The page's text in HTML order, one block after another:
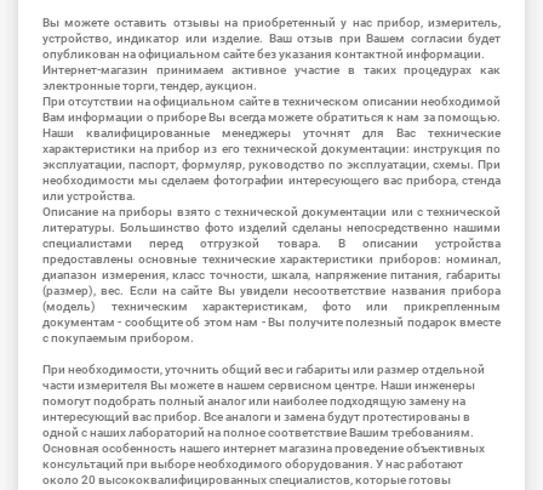
Вы можете оставить отзывы на приобретенный у нас прибор, измеритель,
устройство, индикатор или изделие. Ваш отзыв при Вашем согласии будет
опубликован на официальном сайте без указания контактной информации.
Интернет-магазин принимаем активное участие в таких процедурах как
электронные торги, тендер, аукцион.
При отсутствии на официальном сайте в техническом описании необходимой
Вам информации о приборе Вы всегда можете обратиться к нам за помощью.
Наши квалифицированные менеджеры уточнят для Вас технические
характеристики на прибор из его технической документации: инструкция по
эксплуатации, паспорт, формуляр, руководство по эксплуатации, схемы. При
необходимости мы сделаем фотографии интересующего вас прибора, стенда
или устройства.
Описание на приборы взято с технической документации или с технической
литературы. Большинство фото изделий сделаны непосредственно нашими
специалистами перед отгрузкой товара. В описании устройства
предоставлены основные технические характеристики приборов: номинал,
диапазон измерения, класс точности, шкала, напряжение питания, габариты
(размер), вес. Если на сайте Вы увидели несоответствие названия прибора
(модель) техническим характеристикам, фото или прикрепленным
документам - сообщите об этом нам - Вы получите полезный подарок вместе
с покупаемым прибором.
При необходимости, уточнить общий вес и габариты или размер отдельной
части измерителя Вы можете в нашем сервисном центре. Наши инженеры
помогут подобрать полный аналог или наиболее подходящую замену на
интересующий вас прибор. Все аналоги и замена будут протестированы в
одной с наших лабораторий на полное соответствие Вашим требованиям.
Основная особенность нашего интернет магазина проведение объективных
консультаций при выборе необходимого оборудования. У нас работают
около 20 высококвалифицированных специалистов, которые готовы